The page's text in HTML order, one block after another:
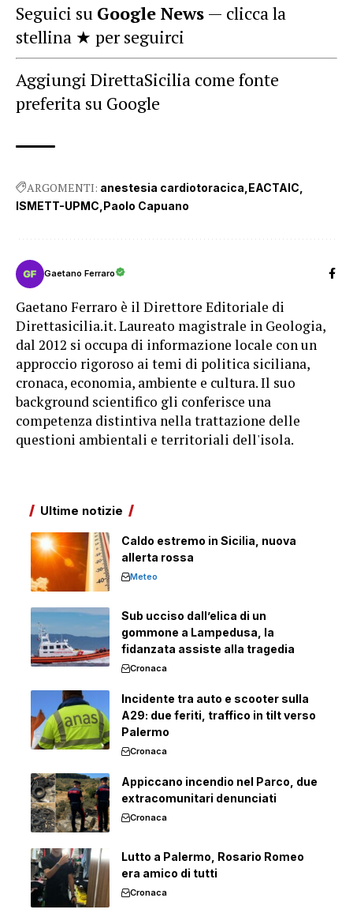
Seguici su Google News — clicca la
stellina ★ per seguirci
Aggiungi DirettaSicilia come fonte
preferita su Google
ARGOMENTI: anestesia cardiotoracica EACTAIC
ISMETT-UPMC Paolo Capuano
Gaetano Ferraro
Gaetano Ferraro è il Direttore Editoriale di
Direttasicilia.it. Laureato magistrale in Geologia,
dal 2012 si occupa di informazione locale con un
approccio rigoroso ai temi di politica siciliana,
cronaca, economia, ambiente e cultura. Il suo
background scientifico gli conferisce una
competenza distintiva nella trattazione delle
questioni ambientali e territoriali dell'isola.
Ultime notizie
Caldo estremo in Sicilia, nuova
allerta rossa
Meteo
Sub ucciso dall’elica di un
gommone a Lampedusa, la
fidanzata assiste alla tragedia
Cronaca
Incidente tra auto e scooter sulla
A29: due feriti, traffico in tilt verso
Palermo
Cronaca
Appiccano incendio nel Parco, due
extracomunitari denunciati
Cronaca
Lutto a Palermo, Rosario Romeo
era amico di tutti
Cronaca